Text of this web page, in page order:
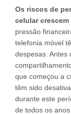
Os riscos de
celular
pressão
telefonia móvel
despesas. Antes
que começou a
têm sido
durante este
de todos os